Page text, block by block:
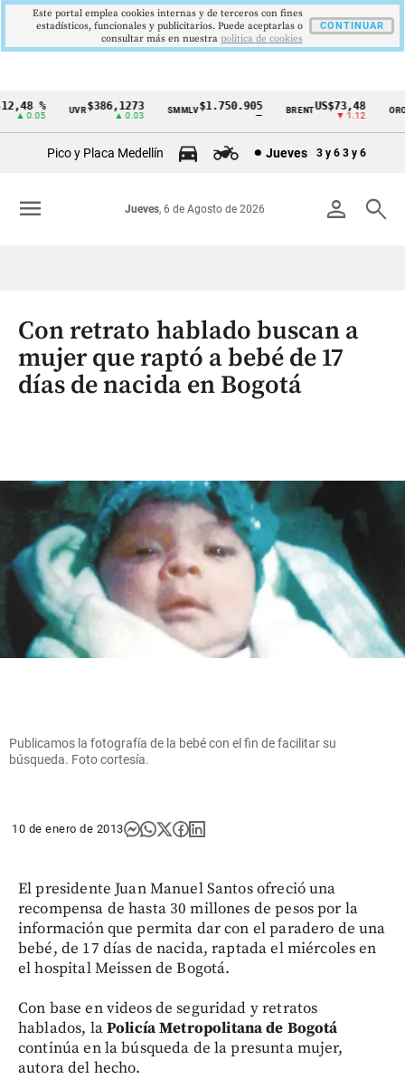
Cintillo
Colombia
%
▲ 0.05
UVR$386,1273
▲ 0.03
SMMLV$1.750.905 BRENTUS$73,48
▼ 1.12
ORO
Pico y Placa Medellín Jueves 3 y 6 3 y 6
person search
Jueves, 6 de Agosto de 2026
menu
Con retrato hablado buscan a
mujer que raptó a bebé de 17
días de nacida en Bogotá
Publicamos la fotografía de la bebé con el fin de facilitar su
búsqueda. Foto cortesía.
10 de enero de 2013
El presidente Juan Manuel Santos ofreció una
recompensa de hasta 30 millones de pesos por la
información que permita dar con el paradero de una
bebé, de 17 días de nacida, raptada el miércoles en
el hospital Meissen de Bogotá.
Con base en videos de seguridad y retratos
hablados, laPolicía Metropolitana de Bogotá
continúa en la búsqueda de la presunta mujer,
autora del hecho.
Este portal emplea cookies internas y de terceros con fines
estadísticos, funcionales y publicitarios. Puede aceptarlas o
consultar más en nuestra politica de cookies
CONTINUAR